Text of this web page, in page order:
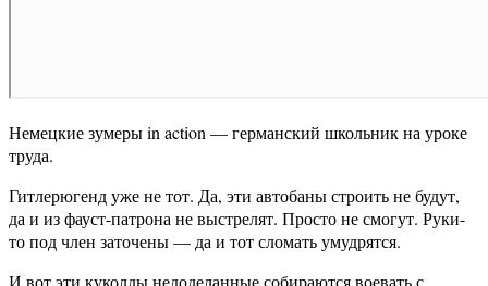
Немецкие зумеры in action — германский школьник на уроке
труда.
Гитлерюгенд уже не тот. Да, эти автобаны строить не будут,
да и из фауст-патрона не выстрелят. Просто не смогут. Руки-
то под член заточены — да и тот сломать умудрятся.